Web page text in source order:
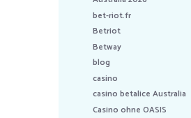
bet-riot.fr
Betriot
Betway
blog
casino
casino betalice Australia
Casino ohne OASIS